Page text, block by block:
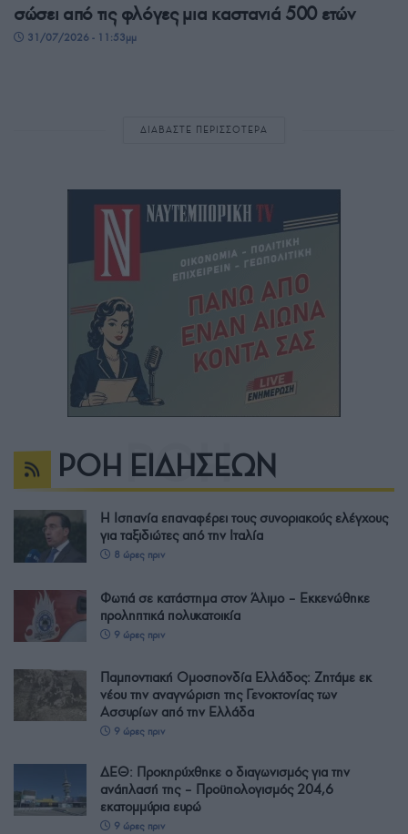
σώσει από τις φλόγες μια καστανιά 500 ετών
31/07/2026 - 11:53μμ
ΔΙΑΒΑΣΤΕ ΠΕΡΙΣΣΟΤΕΡΑ
ΡΟΗ ΕΙΔΗΣΕΩΝ
Η Ισπανία επαναφέρει τους συνοριακούς ελέγχους
για ταξιδιώτες από την Ιταλία
8 ώρες πριν
Φωτιά σε κατάστημα στον Άλιμο – Εκκενώθηκε
προληπτικά πολυκατοικία
9 ώρες πριν
Παμποντιακή Ομοσπονδία Ελλάδος: Ζητάμε εκ
νέου την αναγνώριση της Γενοκτονίας των
Ασσυρίων από την Ελλάδα
9 ώρες πριν
ΔΕΘ: Προκηρύχθηκε ο διαγωνισμός για την
ανάπλασή της – Προϋπολογισμός 204,6
εκατομμύρια ευρώ
9 ώρες πριν